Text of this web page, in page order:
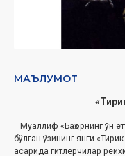
МАЪЛУМОТ
Муаллиф «Баҳорнинг ўн
бўлган ўзининг янги
асарида гитлерчилар